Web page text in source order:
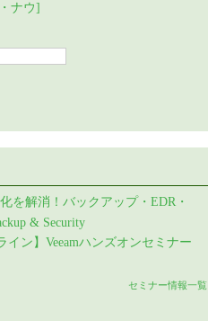
ナウ]
を解消！バックアップ・EDR・
& Security
イン】Veeamハンズオンセミナー
セミナー情報一覧